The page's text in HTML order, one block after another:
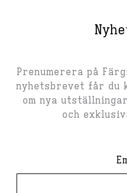
Prenumerera på
nyhetsbrevet får du
om nya
och